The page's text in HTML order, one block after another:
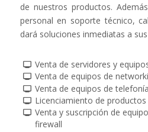
de nuestros productos.
personal en soporte técnico,
dará soluciones inmediatas a
Venta de servidores y
Venta de equipos de
Venta de equipos de
Licenciamiento de
Venta y suscripción de
firewall